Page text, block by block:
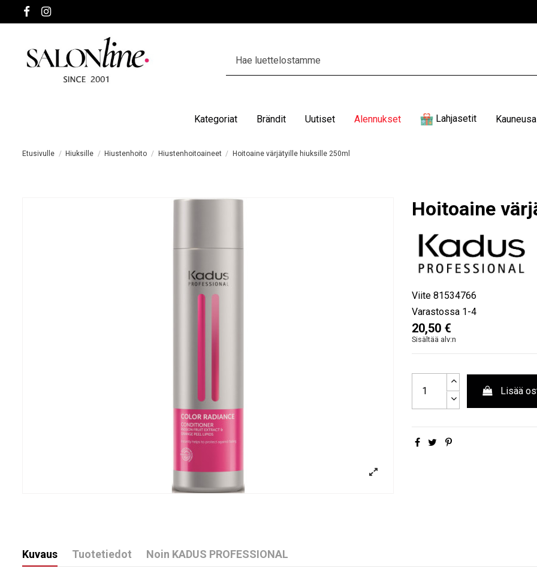
Kategoriat Brändit Uutiset Alennukset Lahjasetit
Etusivulle Hiuksille Hiustenhoito Hiustenhoitoaineet Hoitoaine värjätyille hiuksille 250ml
Hoitoaine
Viite 81534766
Varastossa 1-4
20,50 €
Sisältää alv:n
Lisää
Kuvaus Tuotetiedot Noin KADUS PROFESSIONAL